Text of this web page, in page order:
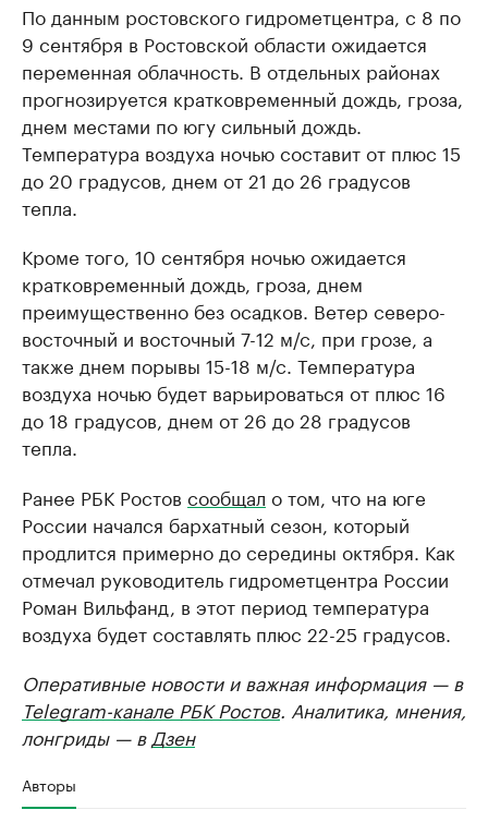
По данным ростовского гидрометцентра, с 8 по
9 сентября в Ростовской области ожидается
переменная облачность. В отдельных районах
прогнозируется кратковременный дождь, гроза,
днем местами по югу сильный дождь.
Температура воздуха ночью составит от плюс 15
до 20 градусов, днем от 21 до 26 градусов
тепла.
Кроме того, 10 сентября ночью ожидается
кратковременный дождь, гроза, днем
преимущественно без осадков. Ветер северо-
восточный и восточный 7-12 м/с, при грозе, а
также днем порывы 15-18 м/с. Температура
воздуха ночью будет варьироваться от плюс 16
до 18 градусов, днем от 26 до 28 градусов
тепла.
Ранее РБК Ростов сообщал о том, что на юге
России начался бархатный сезон, который
продлится примерно до середины октября. Как
отмечал руководитель гидрометцентра России
Роман Вильфанд, в этот период температура
воздуха будет составлять плюс 22-25 градусов.
Оперативные новости и важная информация — в
Telegram-канале РБК Ростов. Аналитика, мнения,
лонгриды — в Дзен
Авторы